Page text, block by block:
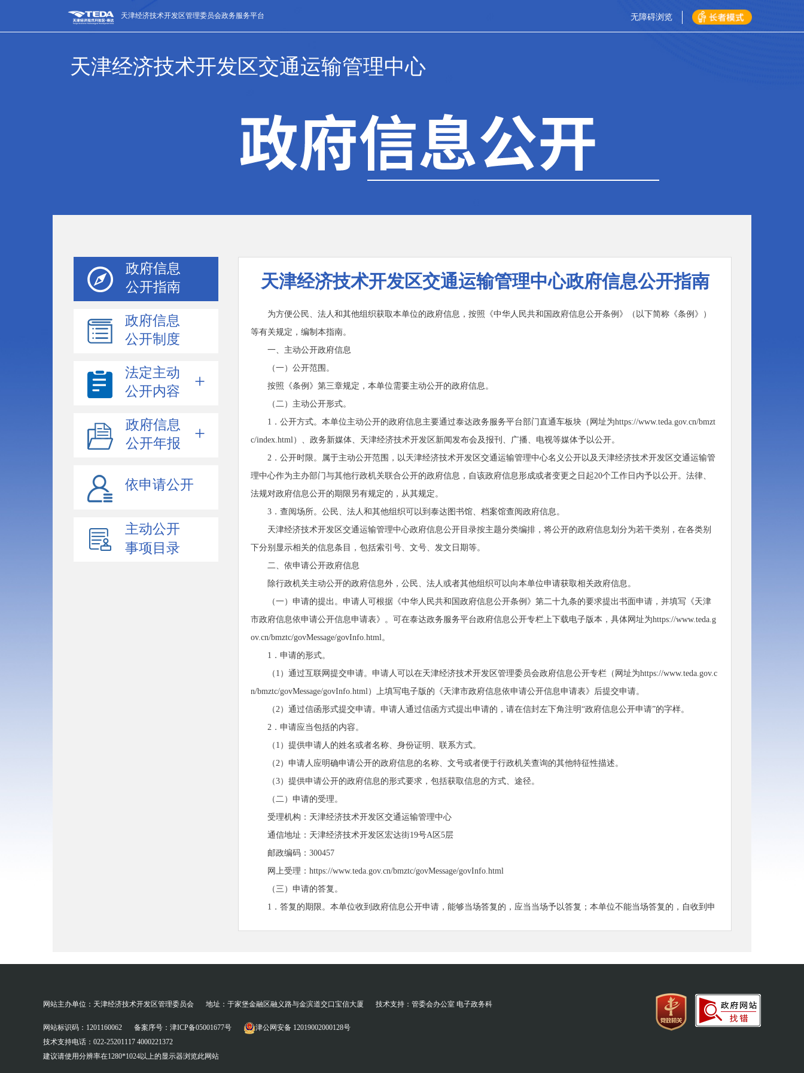
天津经济技术开发区管理委员会政务服务平台 无障碍浏览
天津经济技术开发区交通运输管理中心
政府信息
公开指南
政府信息
公开制度
法定主动
公开内容
政府信息
公开年报
依申请公开
主动公开
事项目录
天津经济技术开发区交通运输管理中心政府信息公开指南
为方便公民、法人和其他组织获取本单位的政府信息，按照《中华人民共和国政府信息公开条例》（以下简称《条例》）
等有关规定，编制本指南。
一、主动公开政府信息
（一）公开范围。
按照《条例》第三章规定，本单位需要主动公开的政府信息。
（二）主动公开形式。
1．公开方式。本单位主动公开的政府信息主要通过泰达政务服务平台部门直通车板块（网址为https://www. teda.gov.cn/bmzt
c/index.html）、政务新媒体、天津经济技术开发区新闻发布会及报刊、广播、电视等媒体予以公开。
2．公开时限。属于主动公开范围，以天津经济技术开发区交通运输管理中心名义公开以及天津经济技术开发区交通运输管
理中心作为主办部门与其他行政机关联合公开的政府信息，自该政府信息形成或者变更之日起20个工作日内予以公开。法律、
法规对政府信息公开的期限另有规定的，从其规定。
3．查阅场所。公民、法人和其他组织可以到 泰达图书馆、档案馆查阅政府信息。
天津经济技术开发区交通运输管理中心政府信息公开目录按主题分类编排，将公开的政府信息划分为若干类别，在各类别
下分别显示相关的信息条目，包括索引号、文号、发文日期等。
二、依申请公开政府信息
除行政机关主动公开的政府信息外，公民、法人或者其他组织可以向本单位申请获取相关政府信息。
（一）申请的提出。申请人可根据《中华人民共和国政府信息公开条例》第二十九条的要求提出书面申请，并填写《天津
市政府信息依申请公开信息申请表》。可在泰达政务服务平台政府信息公开专栏上下载电子版本，具体网址为https://www. teda.g
ov.cn/bmztc/govMessage/govInfo.html。
1．申请的形式。
（1）通过互联网提交申请。申请人可以在天津经济技术开发区管理委员会政府信息公开专栏（网址为https://www. teda.gov.c
n/bmztc/govMessage/govInfo.html）上填写电子版的《天津市政府信息依申请公开信息申请表》后提交申请。
（2）通过信函形式提交申请。申请人通过信函方式提出申请的，请在信封左下角注明“政府信息公开申请”的字样。
2．申请应当包括的内容。
（1）提供申请人的姓名或者名称、身份证明、联系方式。
（2）申请人应明确申请公开的政府信息的名称、文号或者便于行政机关查询的其他特征性描述。
（3）提供申请公开的政府信息的形式要求，包括获取信息的方式、途径。
（二）申请的受理。
受理机构：天津经济技术开发区交通运输管理中心
通信地址：天津经济技术开发区宏达街19号A区5层
邮政编码：300457
网上受理：https://www. teda.gov.cn/bmztc/govMessage/govInfo.html
（三）申请的答复。
1．答复的期限。本单位收到政府信息公开申请，能够当场答复的，应当当场予以答复；本单位不能当场答复的，自收到申
（2）所申请公开信息可以公开的，向申请人提供该政府信息，或者告知申请人获取该政府信息的方式、途径和时间；
（4）经检索没有所申请公开信息的，告知申请人该政府信息不存在；
网站主办单位：天津经济技术开发区管理委员会 地址：于家堡金融区融义路与金滨道交口宝信大厦 技术支持：管委会办公室 电子政务科
网站标识码：1201160062 备案序号：津ICP备05001677号
津公网安备 12019002000128号
技术支持电话：022-25201117 4000221372
建议请使用分辨率在1280*1024以上的显示器浏览此网站